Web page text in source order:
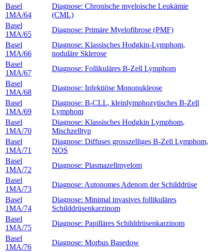
Basel
1MA/64
Diagnose: Chronische myeloische Leukämie
(CML)
Basel
1MA/65
Diagnose: Primäre Myelofibrose (PMF)
Basel
1MA/66
Diagnose: Klassisches Hodgkin-Lymphom,
noduläre Sklerose
Basel
1MA/67
Diagnose: Follikuläres B-Zell Lymphom
Basel
1MA/68
Diagnose: Infektiöse Mononukleose
Basel
1MA/69
Diagnose: B-CLL, kleinlymphozytisches B-Zell
Lymphom
Basel
1MA/70
Diagnose: Klassisches Hodgkin Lymphom,
Mischzelltyp
Basel
1MA/71
Diagnose: Diffuses grosszelliges B-Zell Lymphom,
NOS
Basel
1MA/72
Diagnose: Plasmazellmyelom
Basel
1MA/73
Diagnose: Autonomes Adenom der Schilddrüse
Basel
1MA/74
Diagnose: Minimal invasives follikuläres
Schilddrüsenkarzinom
Basel
1MA/75
Diagnose: Papilläres Schilddrüsenkarzinom
Basel
1MA/76
Diagnose: Morbus Basedow